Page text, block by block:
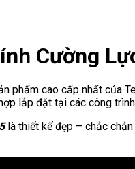
Cường
phẩm cao cấp nhất của
lắp đặt tại các công
là thiết kế đẹp – chắc